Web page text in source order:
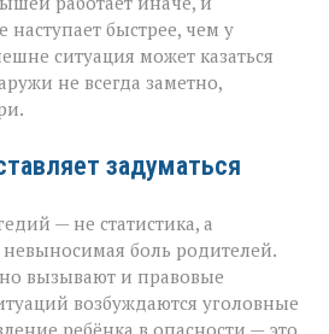
наступает быстрее, чем у
ситуация может казаться
не всегда заметно,
задуматься
— не статистика, а
боль родителей.
вызывают и правовые
возбуждаются уголовные